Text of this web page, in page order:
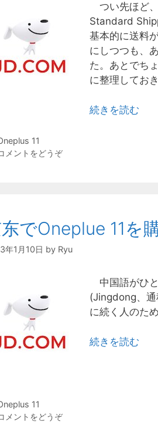
つい先ほど
Standard
基本的に送料
にしつつも、
た。あとでち
に整理しておき
続きを読む
11
メントをどうぞ
でOneplue 11を
年1月10日 by Ryu
中国語がひ
(Jingdong、通
に続く人のた
続きを読む
11
メントをどうぞ